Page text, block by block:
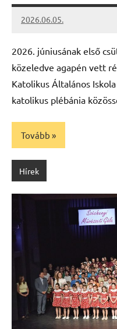
2026.06.05.
Leiszt
2026. júniusának első
közeledve agapén vett
Katolikus Általános
katolikus plébánia
Tovább
Hírek